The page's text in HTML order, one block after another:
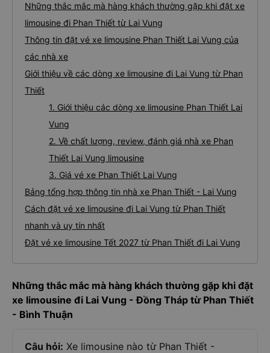
Những thắc mắc mà hàng khách thường gặp khi đặt xe
limousine đi Phan Thiết từ Lai Vung
Thông tin đặt vé xe limousine Phan Thiết Lai Vung của
các nhà xe
Giới thiệu về các dòng xe limousine đi Lai Vung từ Phan
Thiết
1. Giới thiệu các dòng xe limousine Phan Thiết Lai
Vung
2. Về chất lượng, review, đánh giá nhà xe Phan
Thiết Lai Vung limousine
3. Giá vé xe Phan Thiết Lai Vung
Bảng tổng hợp thông tin nhà xe Phan Thiết - Lai Vung
Cách đặt vé xe limousine đi Lai Vung từ Phan Thiết
nhanh và uy tín nhất
Đặt vé xe limousine Tết 2027 từ Phan Thiết đi Lai Vung
Những thắc mắc mà hàng khách thường gặp khi đặt
xe limousine đi Lai Vung - Đồng Tháp từ Phan Thiết
- Bình Thuận
Câu hỏi: Xe limousine nào từ Phan Thiết -